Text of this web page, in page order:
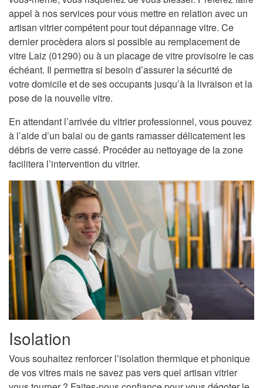
appel à nos services pour vous mettre en relation avec un
artisan vitrier compétent pour tout dépannage vitre. Ce
dernier procèdera alors si possible au remplacement de
vitre Laiz (01290) ou à un placage de vitre provisoire le cas
échéant. Il permettra si besoin d’assurer la sécurité de
votre domicile et de ses occupants jusqu’à la livraison et la
pose de la nouvelle vitre.
En attendant l’arrivée du vitrier professionnel, vous pouvez
à l’aide d’un balai ou de gants ramasser délicatement les
débris de verre cassé. Procéder au nettoyage de la zone
facilitera l’intervention du vitrier.
Isolation
Vous souhaitez renforcer l’isolation thermique et phonique
de vos vitres mais ne savez pas vers quel artisan vitrier